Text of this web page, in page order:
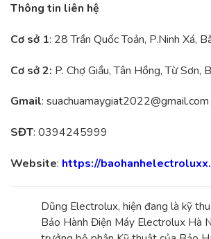
Thông tin liên hệ
Cơ sở 1: 28 Trần Quốc Toản, P.Ninh Xá,
Cơ sở 2: P. Chợ Giầu, Tân Hồng, Từ Sơn,
Gmail: suachuamaygiat2022@gmail.com
SĐT: 0394245999
Website: https://
Dũng Electrolux, hiện đang là kỹ
Bảo Hành Điện Máy Electrolux Hà